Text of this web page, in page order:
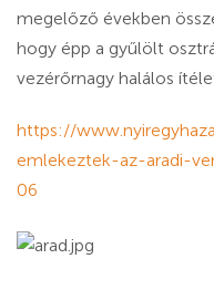
megelőző években
hogy épp a gyűlölt
vezérőrnagy halálos
https://
emlekeztek-az-aradi-
06